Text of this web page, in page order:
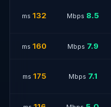
8.5
Mbps
132
ms
7.9
Mbps
160
ms
7.1
Mbps
175
ms